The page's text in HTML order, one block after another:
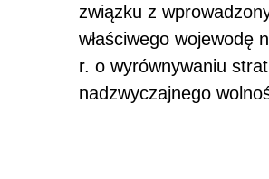
związku z
właściwego wojewodę
r. o wyrównywaniu
nadzwyczajnego